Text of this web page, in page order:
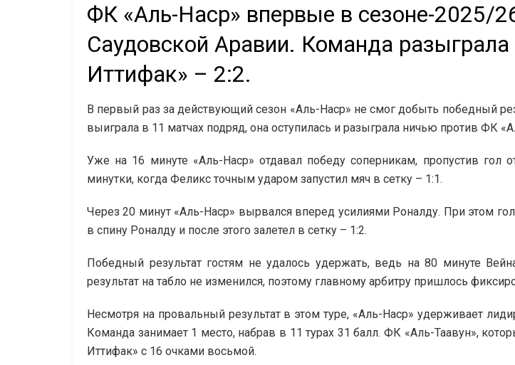
ФК «Аль-Наср» впервые в сезоне-2025/
Саудовской Аравии. Команда
Иттифак» – 2:2.
В первый раз за действующий сезон «Аль-Наср» не смог добыть победный
выиграла в 11 матчах подряд, она оступилась и разыграла ничью против ФК
Уже на 16 минуте «Аль-Наср» отдавал победу соперникам, пропустив гол
минутки, когда Феликс точным ударом запустил мяч в сетку – 1:1.
Через 20 минут «Аль-Наср» вырвался вперед усилиями Роналду. При этом
в спину Роналду и после этого залетел в сетку – 1:2.
Победный результат гостям не удалось удержать, ведь на 80 минуте
результат на табло не изменился, поэтому главному арбитру пришлось
Несмотря на провальный результат в этом туре, «Аль-Наср» удерживает
Команда занимает 1 место, набрав в 11 турах 31 балл. ФК «Аль-Таавун»,
Иттифак» с 16 очками восьмой.